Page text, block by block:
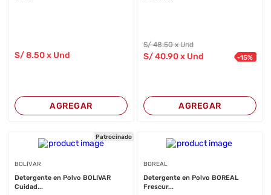
S/8.50 x Und
AGREGAR
S/48.50 x Und
S/40.90x Und -15%
AGREGAR
Patrocinado
BOLIVAR
Detergente en Polvo BOLIVAR
Cuidad...
BOREAL
Detergente en Polvo BOREAL
Frescur...